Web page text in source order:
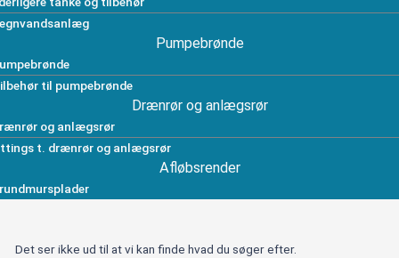
Pumpebrønde
til pumpebrønde
Drænrør og anlægsrør
og anlægsrør
t. drænrør og anlægsrør
Afløbsrender
Det ser ikke ud til at vi kan finde hvad du søger efter.